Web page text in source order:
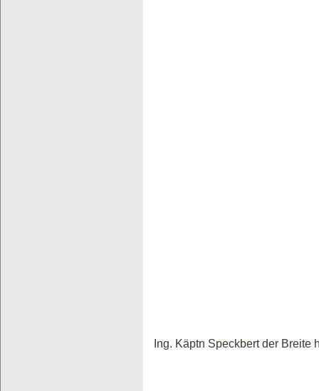
Ing. Käptn Speckbert der